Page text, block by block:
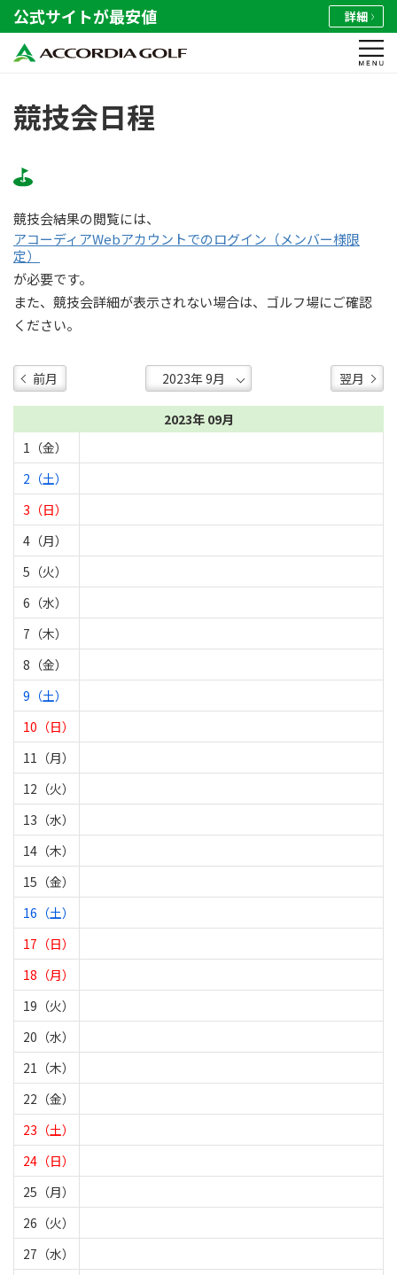
公式サイトが最安値 詳細
競技会日程
競技会結果の閲覧には、
アコーディアWebアカウントでのログイン（メンバー様限
定）
が必要です。
また、競技会詳細が表示されない場合は、ゴルフ場にご確認
ください。
前月 翌月
2023年 09月
1（金）
2（土）
3（日）
4（月）
5（火）
6（水）
7（木）
8（金）
9（土）
10（日）
11（月）
12（火）
13（水）
14（木）
15（金）
16（土）
17（日）
18（月）
19（火）
20（水）
21（木）
22（金）
23（土）
24（日）
25（月）
26（火）
27（水）